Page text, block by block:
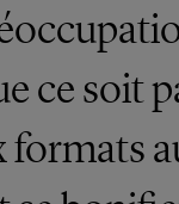
ce soit
formats